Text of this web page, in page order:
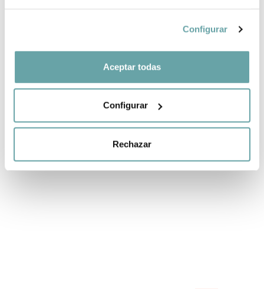
Configurar
Aceptar todas
Configurar
Rechazar
ALTRES CLIENTS TAMBÉ VAN VEURE